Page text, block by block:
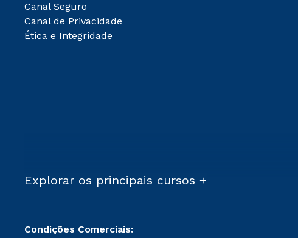
Canal Seguro
Canal de Privacidade
Ética e Integridade
Explorar os principais cursos +
Condições Comerciais: